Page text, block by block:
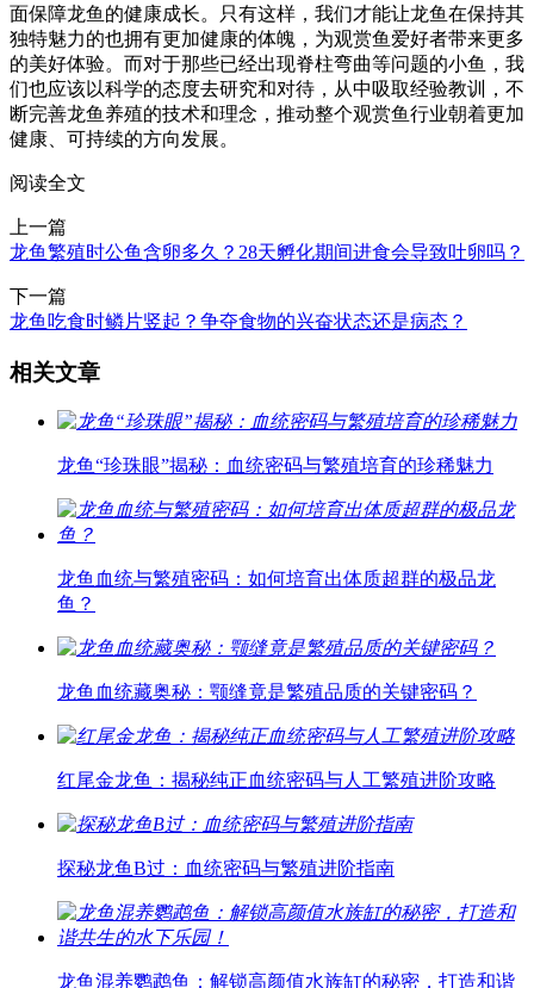
面保障龙鱼的健康成长。只有这样，我们才能让龙鱼在保持其
独特魅力的也拥有更加健康的体魄，为观赏鱼爱好者带来更多
的美好体验。而对于那些已经出现脊柱弯曲等问题的小鱼，我
们也应该以科学的态度去研究和对待，从中吸取经验教训，不
断完善龙鱼养殖的技术和理念，推动整个观赏鱼行业朝着更加
健康、可持续的方向发展。
阅读全文
上一篇
龙鱼繁殖时公鱼含卵多久？28天孵化期间进食会导致吐卵吗？
下一篇
龙鱼吃食时鳞片竖起？争夺食物的兴奋状态还是病态？
相关文章
龙鱼“珍珠眼”揭秘：血统密码与繁殖培育的珍稀魅力
龙鱼血统与繁殖密码：如何培育出体质超群的极品龙
鱼？
龙鱼血统藏奥秘：颚缝竟是繁殖品质的关键密码？
红尾金龙鱼：揭秘纯正血统密码与人工繁殖进阶攻略
探秘龙鱼B过：血统密码与繁殖进阶指南
龙鱼混养鹦鹉鱼：解锁高颜值水族缸的秘密，打造和谐